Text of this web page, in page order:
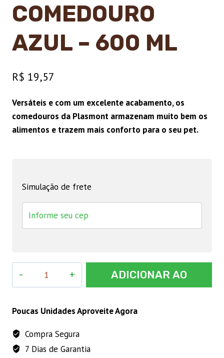
COMEDOURO
AZUL – 600 ML
R$ 19,57
Versáteis e com um excelente acabamento, os
comedouros da Plasmont armazenam muito bem os
alimentos e trazem mais conforto para o seu pet.
Simulação de frete
600
quantidade
ADICIONAR AO
Poucas Unidades Aproveite Agora
Compra Segura
7 Dias de Garantia